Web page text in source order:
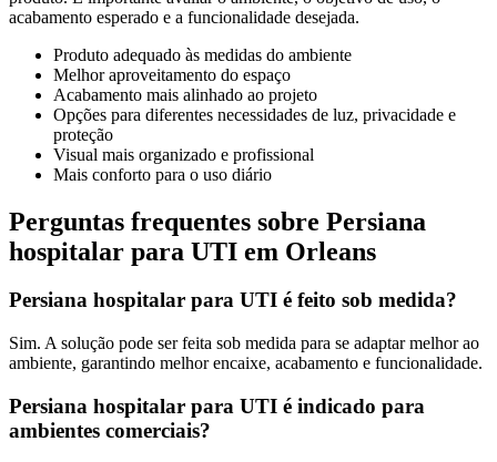
acabamento esperado e a funcionalidade desejada.
Produto adequado às medidas do ambiente
Melhor aproveitamento do espaço
Acabamento mais alinhado ao projeto
Opções para diferentes necessidades de luz, privacidade e
proteção
Visual mais organizado e profissional
Mais conforto para o uso diário
Perguntas frequentes sobre Persiana
hospitalar para UTI em Orleans
Persiana hospitalar para UTI é feito sob medida?
Sim. A solução pode ser feita sob medida para se adaptar melhor ao
ambiente, garantindo melhor encaixe, acabamento e funcionalidade.
Persiana hospitalar para UTI é indicado para
ambientes comerciais?